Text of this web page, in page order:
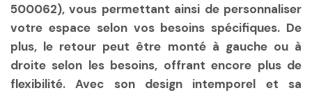
500062), vous permettant ainsi de personnaliser
votre espace selon vos besoins spécifiques. De
plus, le retour peut être monté à gauche ou à
droite selon les besoins, offrant encore plus de
flexibilité. Avec son design intemporel et sa